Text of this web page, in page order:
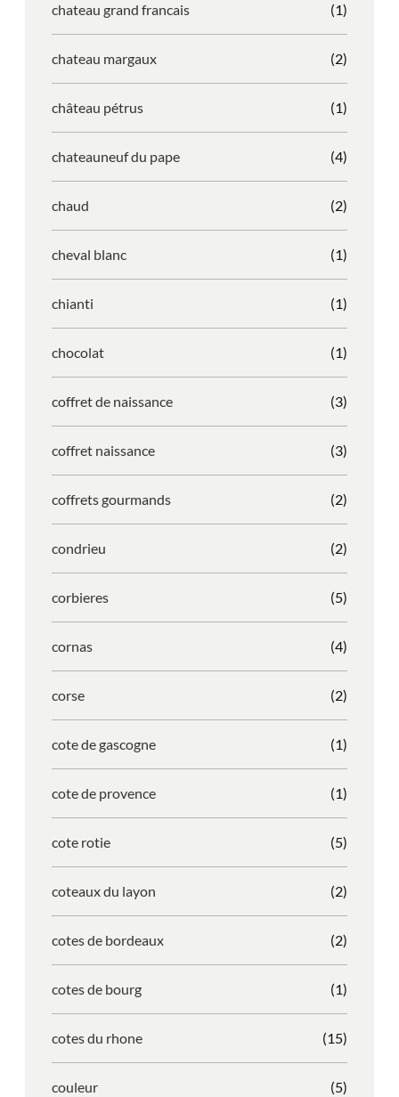
chateau grand francais (1)
chateau margaux (2)
château pétrus (1)
chateauneuf du pape (4)
chaud (2)
cheval blanc (1)
chianti (1)
chocolat (1)
coffret de naissance (3)
coffret naissance (3)
coffrets gourmands (2)
condrieu (2)
corbieres (5)
cornas (4)
corse (2)
cote de gascogne (1)
cote de provence (1)
cote rotie (5)
coteaux du layon (2)
cotes de bordeaux (2)
cotes de bourg (1)
cotes du rhone (15)
couleur (5)